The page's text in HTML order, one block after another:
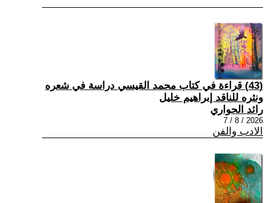
(43) قراءة في كتاب محمد القيسي دراسة في شعره
ونثره للناقد إبراهيم خليل
رائد الحواري
2026 / 8 / 7
الادب والفن